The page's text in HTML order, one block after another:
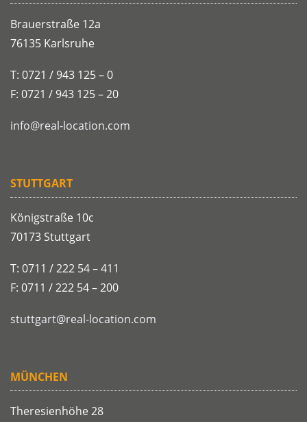
Brauerstraße 12a
76135 Karlsruhe
T: 0721 / 943 125 – 0
F: 0721 / 943 125 – 20
info@real-location.com
STUTTGART
Königstraße 10c
70173 Stuttgart
T: 0711 / 222 54 – 411
F: 0711 / 222 54 – 200
stuttgart@real-location.com
MÜNCHEN
Theresienhöhe 28